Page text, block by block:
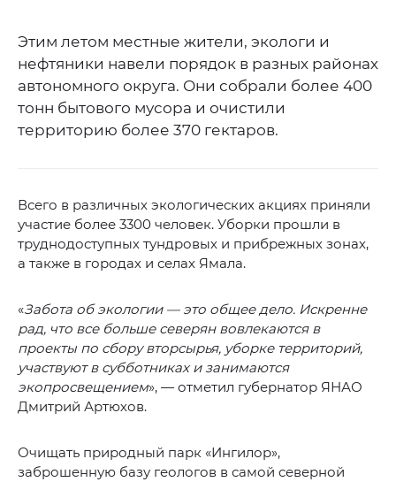
Этим летом местные жители, экологи и
нефтяники навели порядок в разных районах
автономного округа. Они собрали более 400
тонн бытового мусора и очистили
территорию более 370 гектаров.
Всего в различных экологических акциях приняли
участие более 3300 человек. Уборки прошли в
труднодоступных тундровых и прибрежных зонах,
а также в городах и селах Ямала.
«Забота об экологии — это общее дело. Искренне
рад, что все больше северян вовлекаются в
проекты по сбору вторсырья, уборке территорий,
участвуют в субботниках и занимаются
экопросвещением», — отметил губернатор ЯНАО
Дмитрий Артюхов.
Очищать природный парк «Ингилор»,
заброшенную базу геологов в самой северной